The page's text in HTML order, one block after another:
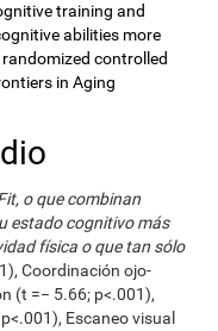
training and
abilities more
controlled
in Aging
o que combinan
estado cognitivo más
física o que tan sólo
Coordinación ojo-
(t =− 5.66; p<.001),
Escaneo visual